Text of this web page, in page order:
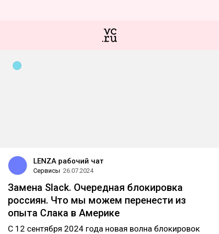
LENZA рабочий чат
Сервисы 26.07.2024
Замена Slack. Очередная блокировка
россиян. Что мы можем перенести из
опыта Слака в Америке
С 12 сентября 2024 года новая волна блокировок